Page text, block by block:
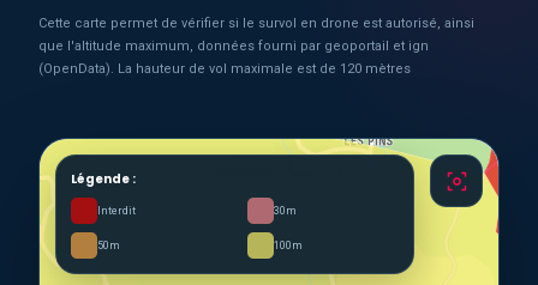
Cette carte permet de vérifier si le survol en drone est autorisé, ainsi
que l'altitude maximum, données fourni par geoportail et ign
(OpenData). La hauteur de vol maximale est de 120 mètres
Légende :
Interdit 30m
50m 100m